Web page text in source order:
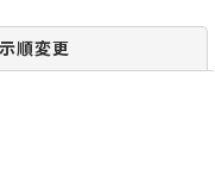
順変更